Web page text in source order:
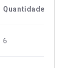
Quantidade
6